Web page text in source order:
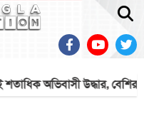
অভিবাসী উদ্ধার, বেশির